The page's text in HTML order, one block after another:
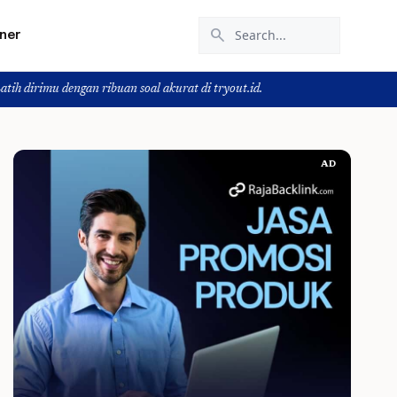
search
ribuan soal akurat di tryout.id.
AD